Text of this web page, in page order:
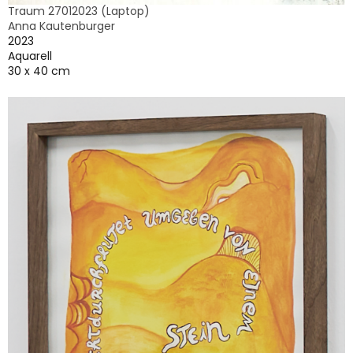
Traum 27012023 (Laptop)
Anna Kautenburger
2023
Aquarell
30 x 40 cm